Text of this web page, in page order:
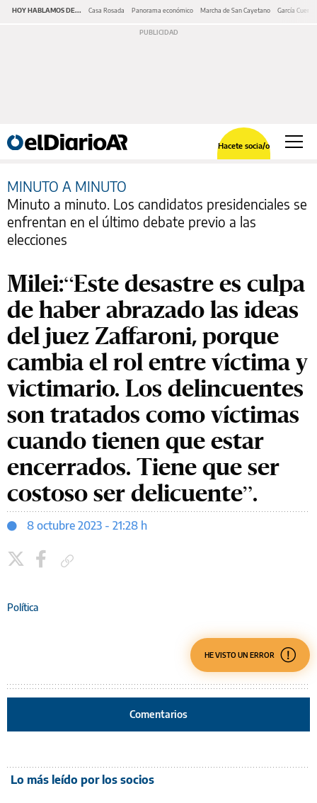
HOY HABLAMOS DE... Casa Rosada Panorama económico Marcha de San Cayetano García Cuerva
Hacete socia/o
MINUTO A MINUTO
Minuto a minuto. Los candidatos presidenciales se
enfrentan en el último debate previo a las
elecciones
Milei:“Este desastre es culpa
de haber abrazado las ideas
del juez Zaffaroni, porque
cambia el rol entre víctima y
victimario. Los delincuentes
son tratados como víctimas
cuando tienen que estar
encerrados. Tiene que ser
costoso ser delicuente”.
8 octubre 2023 - 21:28 h
Política
HE VISTO UN ERROR
Comentarios
Lo más leído por los socios